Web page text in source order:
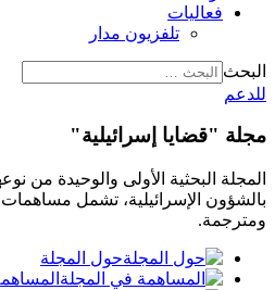
فعاليات
تلفزيون مدار
البحث
للدعم
مجلة "قضايا إسرائيلية"
المجلة البحثية الأولى والوحيدة من
بالشؤون الإسرائيلية، تشمل مساهمات
ومترجمة.
حول المجلة